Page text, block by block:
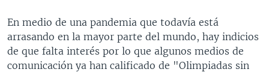
En medio de una pandemia que todavía está
arrasando en la mayor parte del mundo, hay indicios
de que falta interés por lo que algunos medios de
comunicación ya han calificado de "Olimpiadas sin